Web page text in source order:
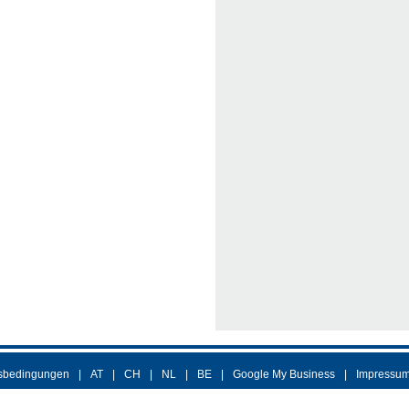
AT CH NL BE Google My Business